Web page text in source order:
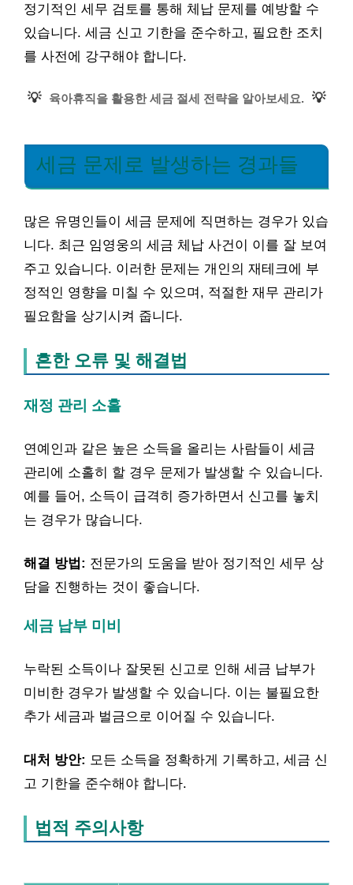
정기적인 세무 검토를 통해 체납 문제를 예방할 수
있습니다. 세금 신고 기한을 준수하고, 필요한 조치
를 사전에 강구해야 합니다.
💡 육아휴직을 활용한 세금 절세 전략을 알아보세요. 💡
세금 문제로 발생하는 경과들
많은 유명인들이 세금 문제에 직면하는 경우가 있습
니다. 최근 임영웅의 세금 체납 사건이 이를 잘 보여
주고 있습니다. 이러한 문제는 개인의 재테크에 부
정적인 영향을 미칠 수 있으며, 적절한 재무 관리가
필요함을 상기시켜 줍니다.
흔한 오류 및 해결법
재정 관리 소홀
연예인과 같은 높은 소득을 올리는 사람들이 세금
관리에 소홀히 할 경우 문제가 발생할 수 있습니다.
예를 들어, 소득이 급격히 증가하면서 신고를 놓치
는 경우가 많습니다.
해결 방법: 전문가의 도움을 받아 정기적인 세무 상
담을 진행하는 것이 좋습니다.
세금 납부 미비
누락된 소득이나 잘못된 신고로 인해 세금 납부가
미비한 경우가 발생할 수 있습니다. 이는 불필요한
추가 세금과 벌금으로 이어질 수 있습니다.
대처 방안: 모든 소득을 정확하게 기록하고, 세금 신
고 기한을 준수해야 합니다.
법적 주의사항